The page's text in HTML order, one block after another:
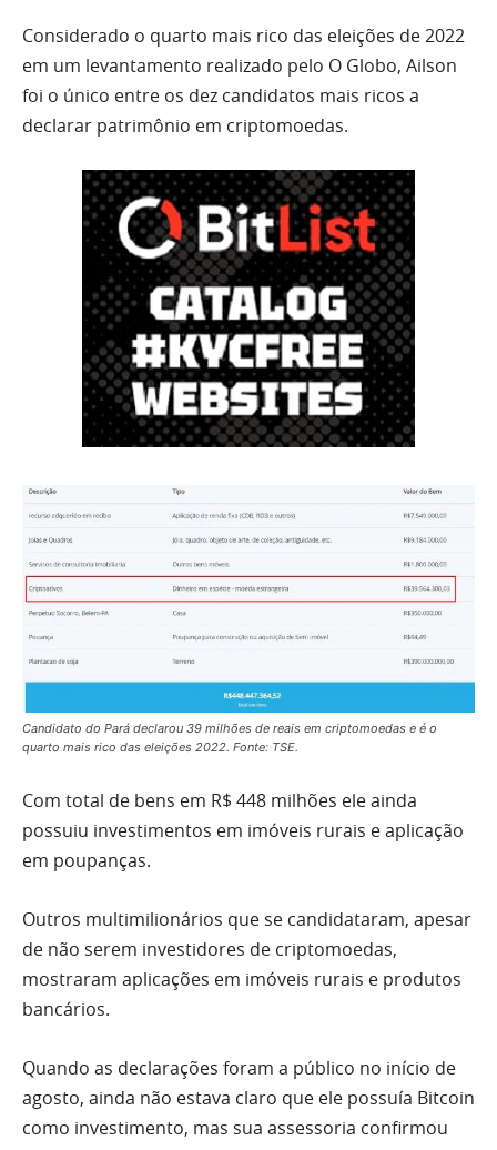
Considerado o quarto mais rico das eleições de 2022
em um levantamento realizado pelo O Globo, Ailson
foi o único entre os dez candidatos mais ricos a
declarar patrimônio em criptomoedas.
Candidato do Pará declarou 39 milhões de reais em criptomoedas e é o
quarto mais rico das eleições 2022. Fonte: TSE.
Com total de bens em R$ 448 milhões ele ainda
possuiu investimentos em imóveis rurais e aplicação
em poupanças.
Outros multimilionários que se candidataram, apesar
de não serem investidores de criptomoedas,
mostraram aplicações em imóveis rurais e produtos
bancários.
Quando as declarações foram a público no início de
agosto, ainda não estava claro que ele possuía Bitcoin
como investimento, mas sua assessoria confirmou